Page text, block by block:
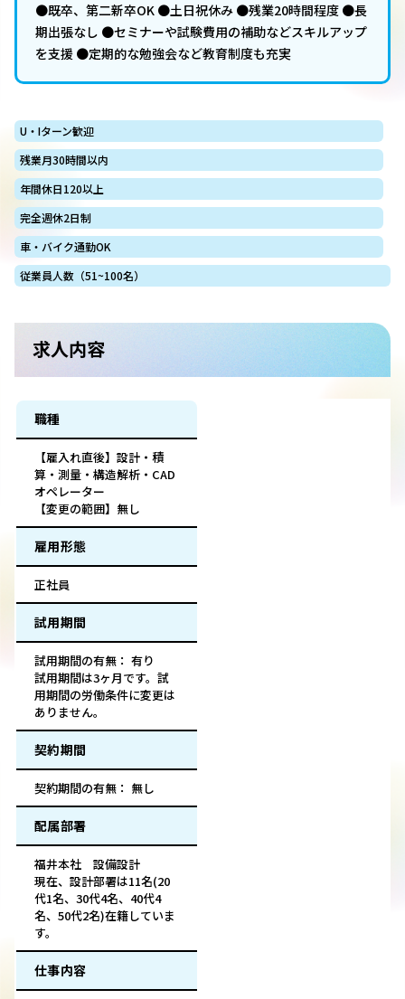
●既卒、第二新卒OK ●土日祝休み ●残業20時間程度 ●長
期出張なし ●セミナーや試験費用の補助などスキルアップ
を支援 ●定期的な勉強会など教育制度も充実
U・Iターン歓迎
残業月30時間以内
年間休日120以上
完全週休2日制
車・バイク通勤OK
従業員人数（51~100名）
求人内容
職種
【雇入れ直後】設計・積
算・測量・構造解析・CAD
オペレーター
【変更の範囲】無し
雇用形態
正社員
試用期間
試用期間の有無： 有り
試用期間は3ヶ月です。試
用期間の労働条件に変更は
ありません。
契約期間
契約期間の有無： 無し
配属部署
福井本社 設備設計
現在、設計部署は11名(20
代1名、30代4名、40代4
名、50代2名)在籍していま
す。
仕事内容